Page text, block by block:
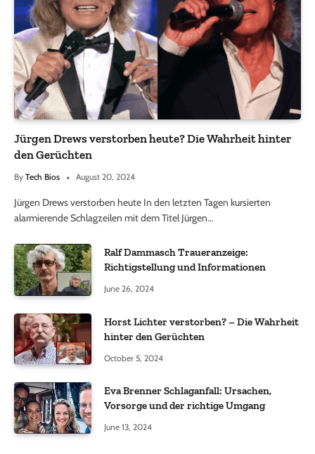
Jürgen Drews verstorben heute? Die Wahrheit hinter
den Gerüchten
By Tech Bios August 20, 2024
Jürgen Drews verstorben heute In den letzten Tagen kursierten
alarmierende Schlagzeilen mit dem Titel Jürgen…
Ralf Dammasch Traueranzeige:
Richtigstellung und Informationen
June 26, 2024
Horst Lichter verstorben? – Die Wahrheit
hinter den Gerüchten
October 5, 2024
Eva Brenner Schlaganfall: Ursachen,
Vorsorge und der richtige Umgang
June 13, 2024